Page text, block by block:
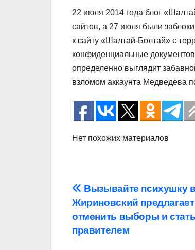
22 июля 2014 года блог
сайтов, а 27 июля были
к сайту «Шалтай-Болтай» с
конфиденциальные
определенно выглядит
взломом аккаунта Медведева
Нет похожих материалов
Навигация
по
записям
Вызывайте психушку
Жириновский
отменить выборы и
правителем